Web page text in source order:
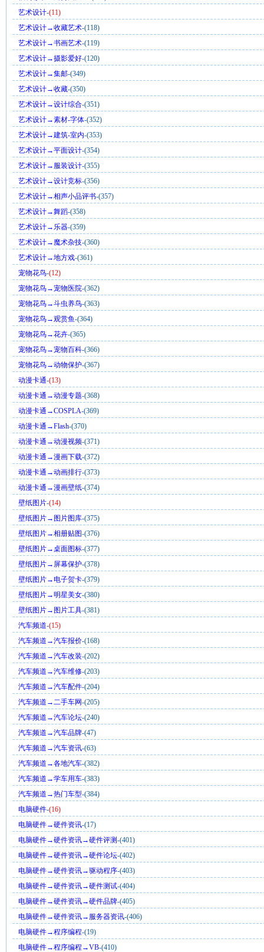
艺术设计-(11)
艺术设计→收藏艺术-(118)
艺术设计→书画艺术-(119)
艺术设计→摄影爱好-(120)
艺术设计→集邮-(349)
艺术设计→收藏-(350)
艺术设计→设计综合-(351)
艺术设计→素材-字体-(352)
艺术设计→建筑-室内-(353)
艺术设计→平面设计-(354)
艺术设计→服装设计-(355)
艺术设计→设计竞标-(356)
艺术设计→相声小品评书-(357)
艺术设计→舞蹈-(358)
艺术设计→乐器-(359)
艺术设计→魔术杂技-(360)
艺术设计→地方戏-(361)
宠物花鸟-(12)
宠物花鸟→宠物医院-(362)
宠物花鸟→斗虫养鸟-(363)
宠物花鸟→观赏鱼-(364)
宠物花鸟→花卉-(365)
宠物花鸟→宠物百科-(366)
宠物花鸟→动物保护-(367)
动漫卡通-(13)
动漫卡通→动漫专题-(368)
动漫卡通→COSPLA-(369)
动漫卡通→Flash-(370)
动漫卡通→动漫视频-(371)
动漫卡通→漫画下载-(372)
动漫卡通→动画排行-(373)
动漫卡通→漫画壁纸-(374)
壁纸图片-(14)
壁纸图片→图片图库-(375)
壁纸图片→相册贴图-(376)
壁纸图片→桌面图标-(377)
壁纸图片→屏幕保护-(378)
壁纸图片→电子贺卡-(379)
壁纸图片→明星美女-(380)
壁纸图片→图片工具-(381)
汽车频道-(15)
汽车频道→汽车报价-(168)
汽车频道→汽车改装-(202)
汽车频道→汽车维修-(203)
汽车频道→汽车配件-(204)
汽车频道→二手车网-(205)
汽车频道→汽车论坛-(240)
汽车频道→汽车品牌-(47)
汽车频道→汽车资讯-(63)
汽车频道→各地汽车-(382)
汽车频道→学车用车-(383)
汽车频道→热门车型-(384)
电脑硬件-(16)
电脑硬件→硬件资讯-(17)
电脑硬件→硬件资讯→硬件评测-(401)
电脑硬件→硬件资讯→硬件论坛-(402)
电脑硬件→硬件资讯→驱动程序-(403)
电脑硬件→硬件资讯→硬件测试-(404)
电脑硬件→硬件资讯→硬件品牌-(405)
电脑硬件→硬件资讯→服务器资讯-(406)
电脑硬件→程序编程-(19)
电脑硬件→程序编程→VB-(410)